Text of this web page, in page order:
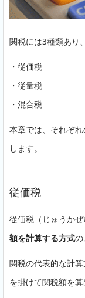
関税には3種類あり
・従価税
・従量税
・混合税
本章では、それぞ
します。
従価税
従価税（じゅうかぜ
額を計算する方式の
関税の代表的な計
を掛けて関税額を算